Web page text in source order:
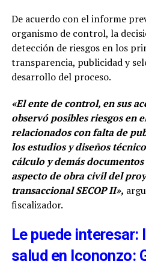
De acuerdo con el informe
organismo de control, la
detección de riesgos en los
transparencia, publicidad y
desarrollo del proceso.
«El ente de control, en sus
observó posibles riesgos en
relacionados con falta de
los estudios y diseños
cálculo y demás
aspecto de obra civil del
transaccional SECOP II»,
fiscalizador.
Le puede
salud en Icononzo: